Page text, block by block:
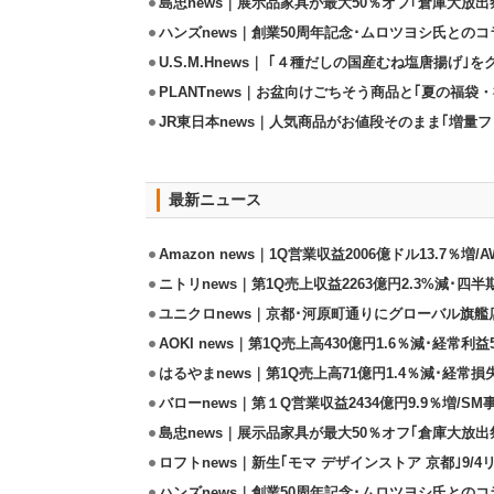
島忠news｜展示品家具が最大50％オフ｢倉庫大放
ハンズnews｜創業50周年記念･ムロツヨシ氏との
U.S.M.Hnews｜ ｢４種だしの国産むね塩唐揚げ｣を
PLANTnews｜お盆向けごちそう商品と｢夏の福袋
JR東日本news｜人気商品がお値段そのまま｢増量
最新ニュース
Amazon news｜1Q営業収益2006億ドル13.7％増/
ニトリnews｜第1Q売上収益2263億円2.3%減･四半
ユニクロnews｜京都･河原町通りにグローバル旗艦
AOKI news｜第1Q売上高430億円1.6％減･経常利益
はるやまnews｜第1Q売上高71億円1.4％減･経常損
バローnews｜第１Q営業収益2434億円9.9％増/SM
島忠news｜展示品家具が最大50％オフ｢倉庫大放
ロフトnews｜新生｢モマ デザインストア 京都｣9/4